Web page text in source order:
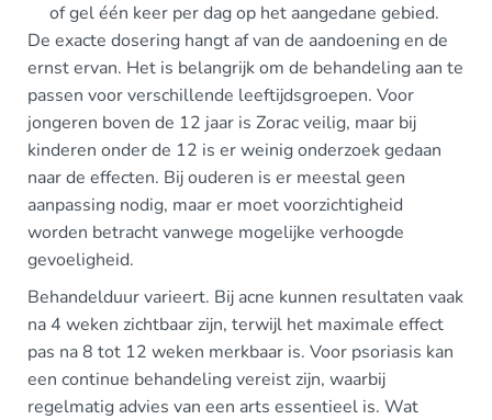
of gel één keer per dag op het aangedane gebied.
De exacte dosering hangt af van de aandoening en de
ernst ervan. Het is belangrijk om de behandeling aan te
passen voor verschillende leeftijdsgroepen. Voor
jongeren boven de 12 jaar is Zorac veilig, maar bij
kinderen onder de 12 is er weinig onderzoek gedaan
naar de effecten. Bij ouderen is er meestal geen
aanpassing nodig, maar er moet voorzichtigheid
worden betracht vanwege mogelijke verhoogde
gevoeligheid.
Behandelduur varieert. Bij acne kunnen resultaten vaak
na 4 weken zichtbaar zijn, terwijl het maximale effect
pas na 8 tot 12 weken merkbaar is. Voor psoriasis kan
een continue behandeling vereist zijn, waarbij
regelmatig advies van een arts essentieel is. Wat